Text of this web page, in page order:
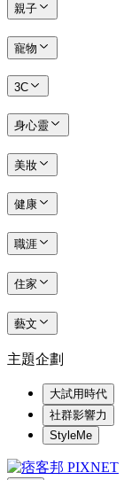
親子
寵物
3C
身心靈
美妝
健康
職涯
住家
藝文
主題企劃
大試用時代
社群影響力
StyleMe